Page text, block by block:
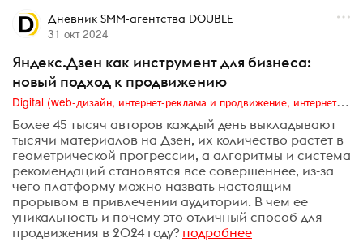
Дневник SMM-агентства DOUBLE
31 окт 2024
Яндекс.Дзен как инструмент для бизнеса:
новый подход к продвижению
Digital (web-дизайн, интернет-реклама и продвижение, интернет-сообщества и блоги, интернет-коммуникации, мобильный маркетинг, реклама на цифровых экранах)
Более 45 тысяч авторов каждый день выкладывают
тысячи материалов на Дзен, их количество растет в
геометрической прогрессии, а алгоритмы и система
рекомендаций становятся все совершеннее, из-за
чего платформу можно назвать настоящим
прорывом в привлечении аудитории. В чем ее
уникальность и почему это отличный способ для
продвижения в 2024 году? подробнее